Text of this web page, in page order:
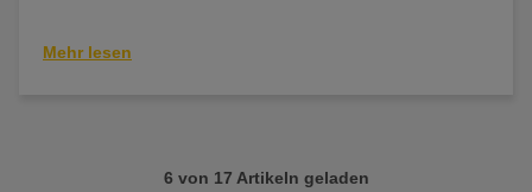
Mehr lesen
6 von 17 Artikeln geladen